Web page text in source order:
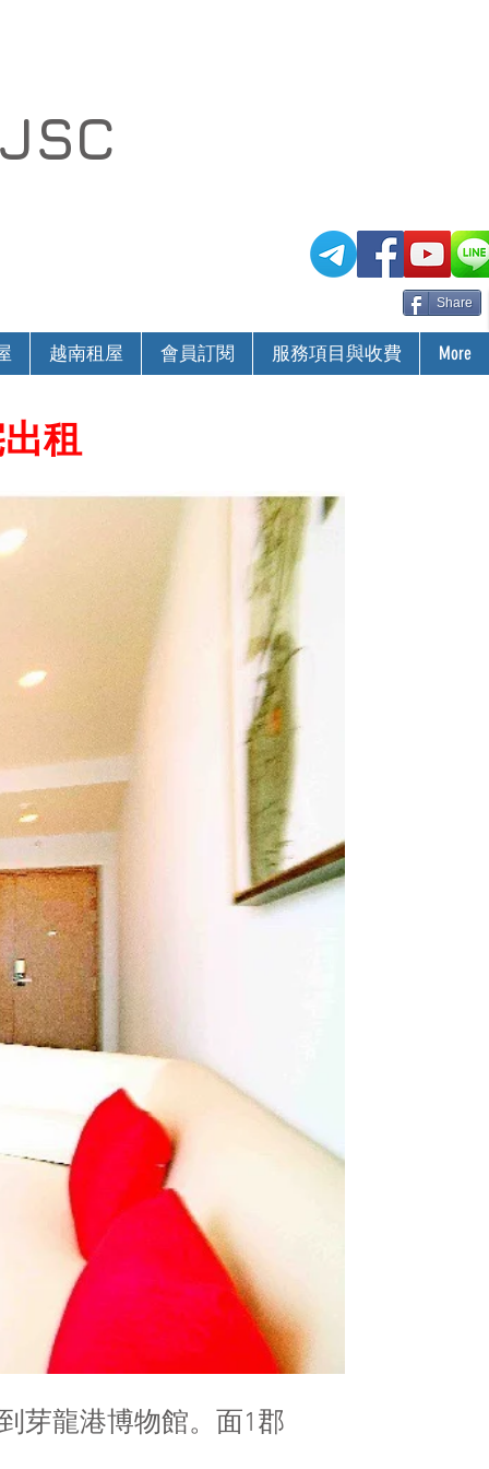
Share
越南租屋 會員訂閱 服務項目與收費 More
租
芽龍港博物館。面1郡